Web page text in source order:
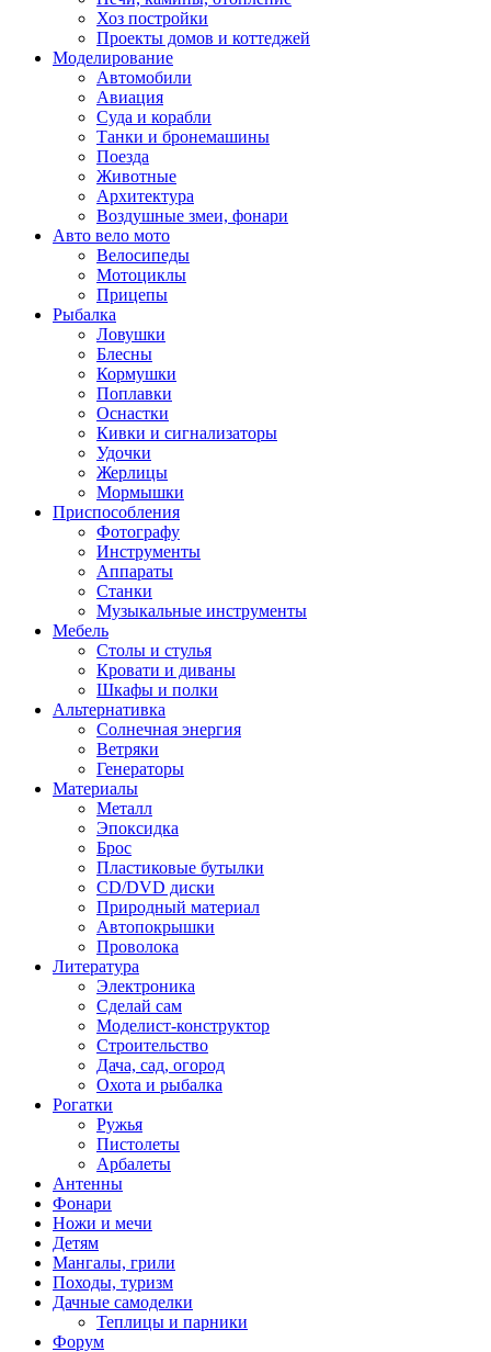
Хоз постройки
Проекты домов и коттеджей
Моделирование
Автомобили
Авиация
Суда и корабли
Танки и бронемашины
Поезда
Животные
Архитектура
Воздушные змеи, фонари
Авто вело мото
Велосипеды
Мотоциклы
Прицепы
Рыбалка
Ловушки
Блесны
Кормушки
Поплавки
Оснастки
Кивки и сигнализаторы
Удочки
Жерлицы
Мормышки
Приспособления
Фотографу
Инструменты
Аппараты
Станки
Музыкальные инструменты
Мебель
Столы и стулья
Кровати и диваны
Шкафы и полки
Альтернативка
Солнечная энергия
Ветряки
Генераторы
Материалы
Металл
Эпоксидка
Брос
Пластиковые бутылки
CD/DVD диски
Природный материал
Автопокрышки
Проволока
Литература
Электроника
Сделай сам
Моделист-конструктор
Строительство
Дача, сад, огород
Охота и рыбалка
Рогатки
Ружья
Пистолеты
Арбалеты
Антенны
Фонари
Ножи и мечи
Детям
Мангалы, грили
Походы, туризм
Дачные самоделки
Теплицы и парники
Форум